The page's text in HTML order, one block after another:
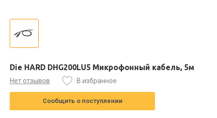
Die HARD DHG200LU5 Микрофонный кабель, 5м
Нет отзывов В избранное
Сообщить о поступлении